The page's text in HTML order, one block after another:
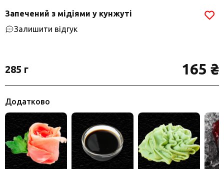
Запечений з мідіями у кунжуті
Залишити відгук
285 г 165 ₴
Додатково